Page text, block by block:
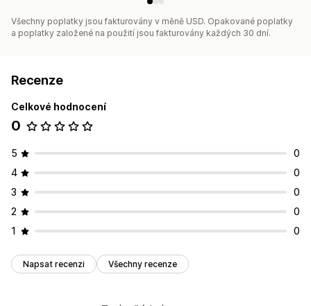
Všechny poplatky jsou fakturovány v měně USD. Opakované poplatky
a poplatky založené na použití jsou fakturovány každých 30 dní.
Recenze
Celkové hodnocení
0
5
0
4
0
3
0
2
0
1
0
Napsat recenzi Všechny recenze